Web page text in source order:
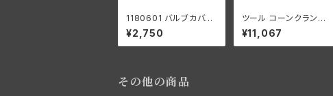
1180601 バルブカバー
レンチ 工具 45モデル
ハーレーダビッドソン ツ
ール WL RL 陸王
¥2,750
ツール コーンクランピ
ングナット BT 45"モデ
ル
¥11,067
その他の商品